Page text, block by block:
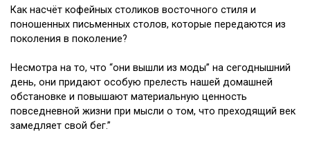
Как насчёт кофейных столиков восточного стиля и
поношенных письменных столов, которые передаются из
поколения в поколение?
Несмотра на то, что “они вышли из моды” на сегоднышний
день, они придают особую прелесть нашей домашней
обстановке и повышают материальную ценность
повседневной жизни при мысли о том, что преходящий век
замедляет свой бег.”